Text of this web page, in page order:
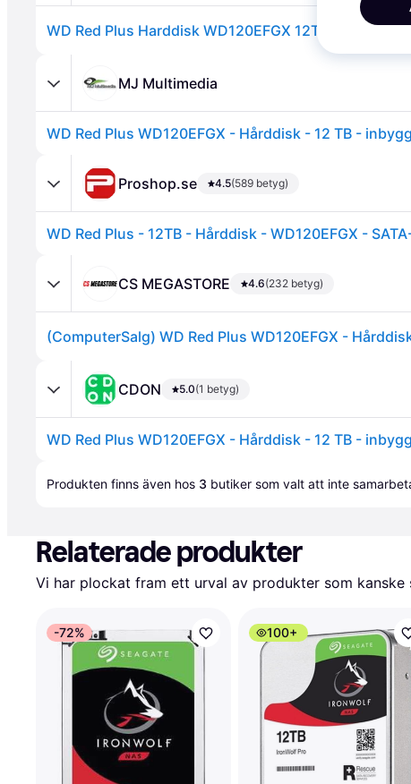
MJ Multimedia
Proshop.se 4.5(589 betyg)
WD Red Plus - 12TB - Hårddisk - WD120EFGX -
CS MEGASTORE 4.6(232 betyg)
CDON 5.0(1 betyg)
Produkten finns även hos 3 butiker som valt att inte
Relaterade produkter
Vi har plockat fram ett urval av produkter som kanske
-72% 100+